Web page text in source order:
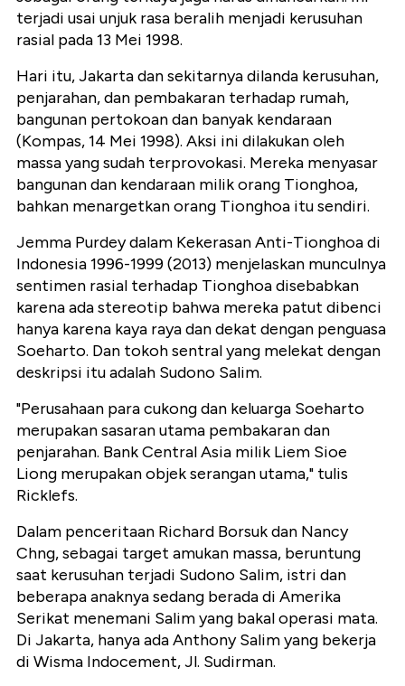
terjadi usai unjuk rasa beralih menjadi kerusuhan
rasial pada 13 Mei 1998.
Hari itu, Jakarta dan sekitarnya dilanda kerusuhan,
penjarahan, dan pembakaran terhadap rumah,
bangunan pertokoan dan banyak kendaraan
(Kompas, 14 Mei 1998). Aksi ini dilakukan oleh
massa yang sudah terprovokasi. Mereka menyasar
bangunan dan kendaraan milik orang Tionghoa,
bahkan menargetkan orang Tionghoa itu sendiri.
Jemma Purdey dalam Kekerasan Anti-Tionghoa di
Indonesia 1996-1999 (2013) menjelaskan munculnya
sentimen rasial terhadap Tionghoa disebabkan
karena ada stereotip bahwa mereka patut dibenci
hanya karena kaya raya dan dekat dengan penguasa
Soeharto. Dan tokoh sentral yang melekat dengan
deskripsi itu adalah Sudono Salim.
"Perusahaan para cukong dan keluarga Soeharto
merupakan sasaran utama pembakaran dan
penjarahan. Bank Central Asia milik Liem Sioe
Liong merupakan objek serangan utama," tulis
Ricklefs.
Dalam penceritaan Richard Borsuk dan Nancy
Chng, sebagai target amukan massa, beruntung
saat kerusuhan terjadi Sudono Salim, istri dan
beberapa anaknya sedang berada di Amerika
Serikat menemani Salim yang bakal operasi mata.
Di Jakarta, hanya ada Anthony Salim yang bekerja
di Wisma Indocement, Jl. Sudirman.